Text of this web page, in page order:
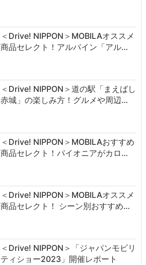
＜Drive! NIPPON＞MOBILAオススメ
商品セレクト！アルパイン「アル…
＜Drive! NIPPON＞道の駅「まえばし
赤城」の楽しみ方！グルメや周辺…
＜Drive! NIPPON＞MOBILAおすすめ
商品セレクト！パイオニアがカロ…
＜Drive! NIPPON＞MOBILAオススメ
商品セレクト！ シーン別おすすめ…
＜Drive! NIPPON＞「ジャパンモビリ
ティショー2023」開催レポート